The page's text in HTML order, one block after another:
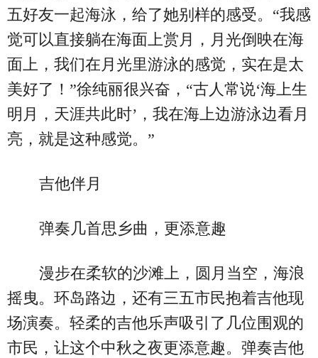
五好友一起海泳，给了她别样的感受。“我感
觉可以直接躺在海面上赏月，月光倒映在海
面上，我们在月光里游泳的感觉，实在是太
美好了！”徐纯丽很兴奋，“古人常说‘海上生
明月，天涯共此时’，我在海上边游泳边看月
亮，就是这种感觉。”
吉他伴月
弹奏几首思乡曲，更添意趣
漫步在柔软的沙滩上，圆月当空，海浪
摇曳。环岛路边，还有三五市民抱着吉他现
场演奏。轻柔的吉他乐声吸引了几位围观的
市民，让这个中秋之夜更添意趣。弹奏吉他